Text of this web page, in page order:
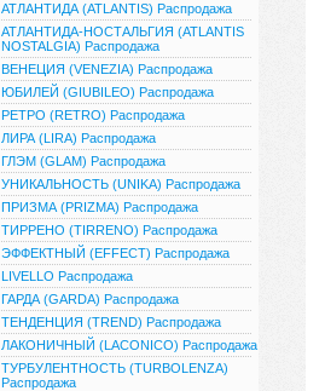
АТЛАНТИДА (ATLANTIS) Распродажа
АТЛАНТИДА-НОСТАЛЬГИЯ (ATLANTIS
NOSTALGIA) Распродажа
ВЕНЕЦИЯ (VENEZIA) Распродажа
ЮБИЛЕЙ (GIUBILEO) Распродажа
РЕТРО (RETRO) Распродажа
ЛИРА (LIRA) Распродажа
ГЛЭМ (GLAM) Распродажа
УНИКАЛЬНОСТЬ (UNIKA) Распродажа
ПРИЗМА (PRIZMA) Распродажа
ТИРРЕНО (TIRRENO) Распродажа
ЭФФЕКТНЫЙ (EFFECT) Распродажа
LIVELLO Распродажа
ГАРДА (GARDA) Распродажа
ТЕНДЕНЦИЯ (TREND) Распродажа
ЛАКОНИЧНЫЙ (LACONICO) Распродажа
ТУРБУЛЕНТНОСТЬ (TURBOLENZA)
Распродажа